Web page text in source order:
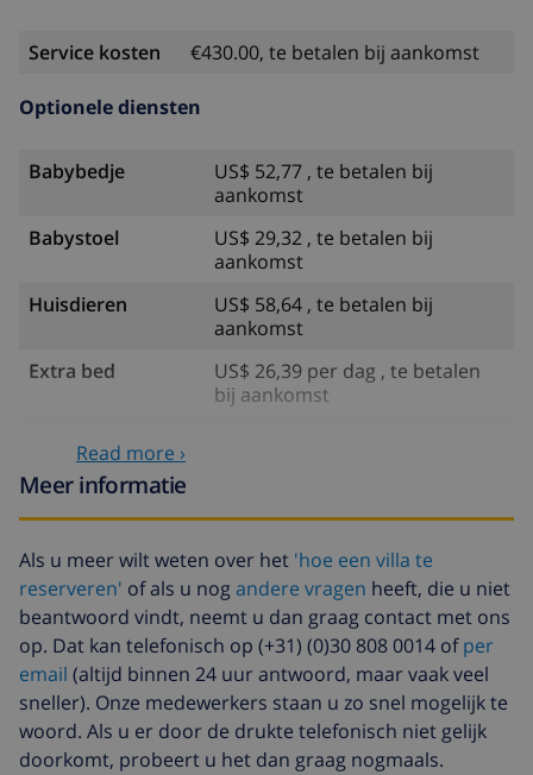
paardrijden, wandelen en klimsport (binnen 5
tennis en windsurfen (binnen 10 kilometer van de
Service kosten €430.00, te betalen bij aankomst
Optionele diensten
Babybedje
US$ 52,77 , te betalen bij
aankomst
Babystoel
US$ 29,32 , te betalen bij
aankomst
Huisdieren
US$ 58,64 , te betalen bij
aankomst
Extra bed
US$ 26,39 per dag , te betalen
bij aankomst
Read more ›
Meer informatie
Als u meer wilt weten over het 'hoe een villa te
reserveren' of als u nogandere vragen heeft, die u niet
beantwoord vindt, neemt u dan graag contact met ons
op. Dat kan telefonisch op (+31) (0)30 808 0014 ofper
email (altijd binnen 24 uur antwoord, maar vaak veel
sneller). Onze medewerkers staan u zo snel mogelijk te
woord. Als u er door de drukte telefonisch niet gelijk
doorkomt, probeert u het dan graag nogmaals.